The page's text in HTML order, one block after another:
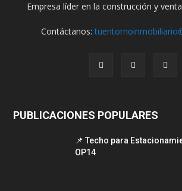
Empresa líder en la construcción y
Contáctanos:
PUBLICACIONES POPULARES
📌 Techo para
OP14